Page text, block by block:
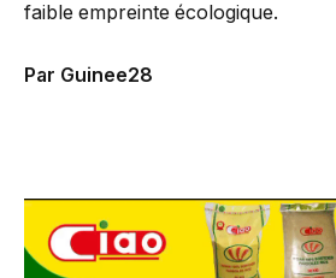
faible empreinte écologique.
Par Guinee28